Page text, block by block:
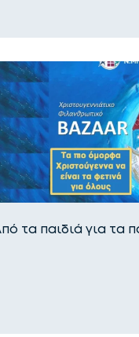
τα παιδιά για τα